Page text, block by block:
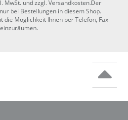
MwSt. und zzgl. Versandkosten.Der
bei Bestellungen in diesem Shop.
Möglichkeit Ihnen per Telefon, Fax